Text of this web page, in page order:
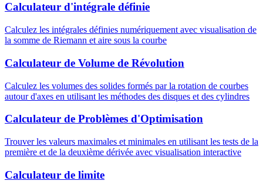
Calculateur d'intégrale définie
Calculez les intégrales définies numériquement avec visualisation de
la somme de Riemann et aire sous la courbe
Calculateur de Volume de Révolution
Calculez les volumes des solides formés par la rotation de courbes
autour d'axes en utilisant les méthodes des disques et des cylindres
Calculateur de Problèmes d'Optimisation
Trouver les valeurs maximales et minimales en utilisant les tests de la
première et de la deuxième dérivée avec visualisation interactive
Calculateur de limite